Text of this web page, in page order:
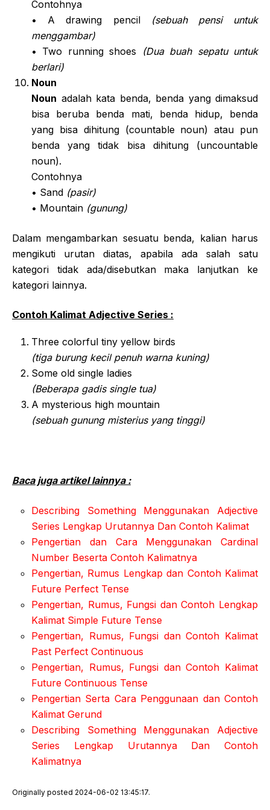
Contohnya
• A drawing pencil
(sebuah pensi untuk
menggambar)
• Two running shoes
(Dua buah sepatu untuk
berlari)
Noun
Noun adalah kata benda, benda yang dimaksud
bisa beruba benda mati, benda hidup, benda
yang bisa dihitung (countable noun) atau pun
benda yang tidak bisa dihitung (uncountable
noun).
Contohnya
• Sand (pasir)
• Mountain (gunung)
Dalam mengambarkan sesuatu benda, kalian harus
mengikuti urutan diatas, apabila ada salah satu
kategori tidak ada/disebutkan maka lanjutkan ke
kategori lainnya.
Contoh Kalimat Adjective Series :
Three colorful tiny yellow birds
(tiga burung kecil penuh warna kuning)
Some old single ladies
(Beberapa gadis single tua)
A mysterious high mountain
(sebuah gunung misterius yang tinggi)
Baca juga artikel lainnya :
Describing Something Menggunakan Adjective
Series Lengkap Urutannya Dan Contoh Kalimat
Pengertian dan Cara Menggunakan Cardinal
Number Beserta Contoh Kalimatnya
Pengertian, Rumus Lengkap dan Contoh Kalimat
Future Perfect Tense
Pengertian, Rumus, Fungsi dan Contoh Lengkap
Kalimat Simple Future Tense
Pengertian, Rumus, Fungsi dan Contoh Kalimat
Past Perfect Continuous
Pengertian, Rumus, Fungsi dan Contoh Kalimat
Future Continuous Tense
Pengertian Serta Cara Penggunaan dan Contoh
Kalimat Gerund
Describing Something Menggunakan Adjective
Series Lengkap Urutannya Dan Contoh
Kalimatnya
Originally posted 2024-06-02 13:45:17.